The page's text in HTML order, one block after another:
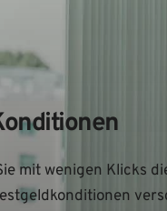
mit wenigen Klicks